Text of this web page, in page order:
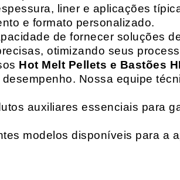
liner e aplicações
e formato personalizado.
de fornecer soluções
otimizando seus
Hot Melt Pellets e Bastões
Nossa equipe
auxiliares essenciais para
modelos disponíveis para a